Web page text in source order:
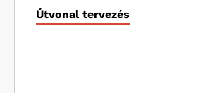
Útvonal tervezés